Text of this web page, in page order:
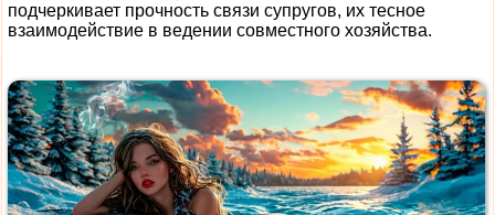
подчеркивает прочность связи супругов, их тесное
взаимодействие в ведении совместного хозяйства.